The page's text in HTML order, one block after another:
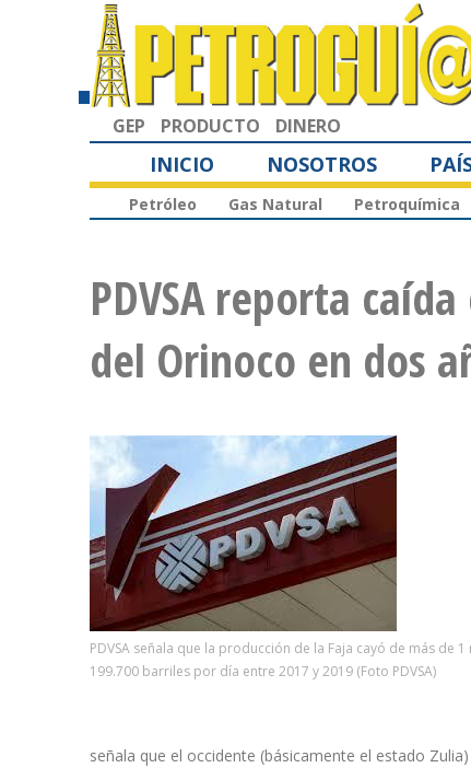
GEP PRODUCTO DINERO
INICIO NOSOTROS
Petróleo Gas Natural Petroquímica
PDVSA reporta
del Orinoco en dos
PDVSA señala que la producción de la Faja cayó de más de 1
199.700 barriles por día entre 2017 y 2019 (Foto PDVSA)
señala que el occidente (básicamente el estado